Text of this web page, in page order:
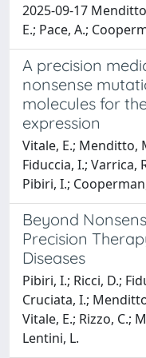
2025-09-17
E.; Pace, A.;
A precision
nonsense
molecules for
expression
Vitale, E.; Menditto,
Fiduccia, I.; Varrica,
Pibiri, I.;
Beyond
Precision
Diseases
Pibiri, I.; Ricci, D.;
Cruciata, I.;
Vitale, E.; Rizzo, C.;
Lentini, L.